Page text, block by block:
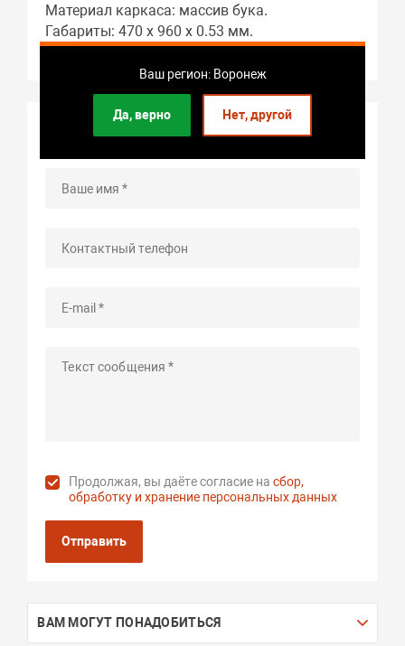
Ваш регион: Воронеж
Да, верно Нет, другой
Материал каркаса: массив бука.
Габариты: 470 x 960 x 0.53 мм.
Задать вопрос о товаре
Продолжая, вы даёте согласие насбор,
обработку и хранение персональных данных
Отправить
ВАМ МОГУТ ПОНАДОБИТЬСЯ